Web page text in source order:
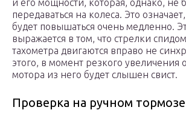
и его мощности, которая, однако, не
передаваться на колеса. Это
будет повышаться очень медленно.
выражается в том, что стрелки
тахометра двигаются вправо не
этого, в момент резкого увеличения
мотора из него будет слышен свист.
Проверка на ручном тормозе